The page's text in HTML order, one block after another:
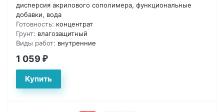
дисперсия акрилового сополимера, функциональные
добавки, вода
Готовность: концентрат
Грунт: влагозащитный
Виды работ: внутренние
1 059 ₽